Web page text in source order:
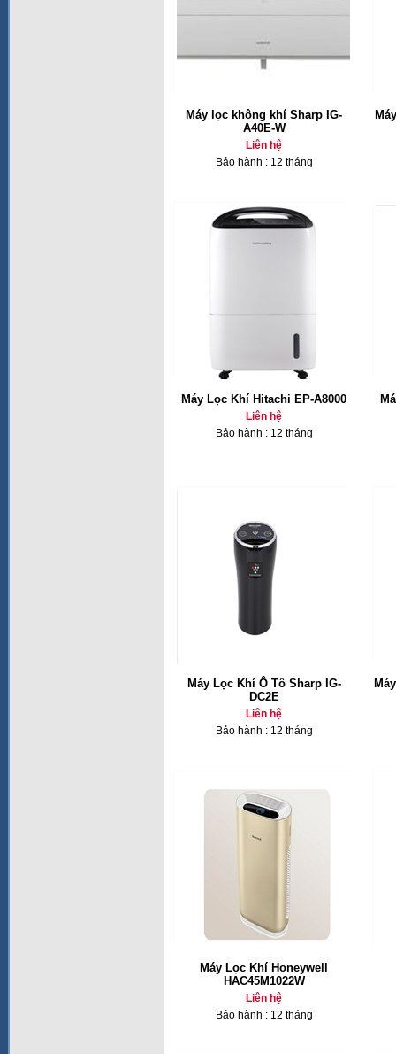
Máy lọc không khí Sharp IG-
A40E-W
Liên hệ
Bảo hành : 12 tháng
Máy Lọc Khí Hitachi EP-A8000
Liên hệ
Bảo hành : 12 tháng
Máy Lọc Khí Ô Tô Sharp IG-
DC2E
Liên hệ
Bảo hành : 12 tháng
Máy Lọc Khí Honeywell
HAC45M1022W
Liên hệ
Bảo hành : 12 tháng